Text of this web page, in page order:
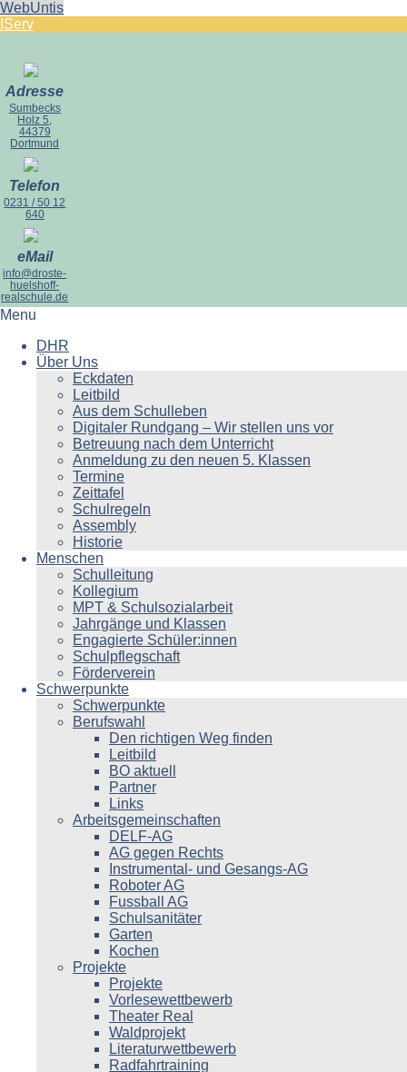
WebUntis
IServ
Adresse
Sumbecks
Holz 5,
44379
Dortmund
Telefon
0231 / 50 12
640
eMail
info@droste-
huelshoff-
realschule.de
Menu
DHR
Über Uns
Eckdaten
Leitbild
Aus dem Schulleben
Digitaler Rundgang – Wir stellen uns vor
Betreuung nach dem Unterricht
Anmeldung zu den neuen 5. Klassen
Termine
Zeittafel
Schulregeln
Assembly
Historie
Menschen
Schulleitung
Kollegium
MPT & Schulsozialarbeit
Jahrgänge und Klassen
Engagierte Schüler:innen
Schulpflegschaft
Förderverein
Schwerpunkte
Schwerpunkte
Berufswahl
Den richtigen Weg finden
Leitbild
BO aktuell
Partner
Links
Arbeitsgemeinschaften
DELF-AG
AG gegen Rechts
Instrumental- und Gesangs-AG
Roboter AG
Fussball AG
Schulsanitäter
Garten
Kochen
Projekte
Projekte
Vorlesewettbewerb
Theater Real
Waldprojekt
Literaturwettbewerb
Radfahrtraining